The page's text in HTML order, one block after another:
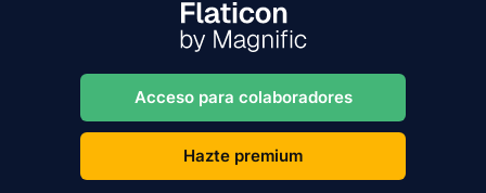
Acceso para colaboradores
Hazte premium